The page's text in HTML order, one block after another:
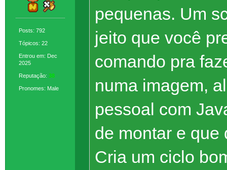
Posts: 792
Tópicos: 22
Entrou em: Dec
2025
Reputação: 38
Pronomes: Male
pequenas. Um
jeito que você
comando pra
numa imagem,
pessoal com
de montar e que
Cria um ciclo